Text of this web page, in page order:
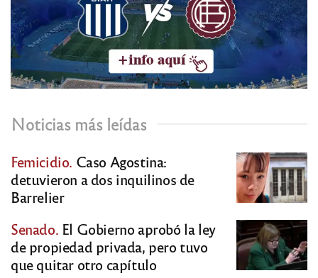
Noticias más leídas
Femicidio. Caso Agostina:
detuvieron a dos inquilinos de
Barrelier
Senado. El Gobierno aprobó la ley
de propiedad privada, pero tuvo
que quitar otro capítulo